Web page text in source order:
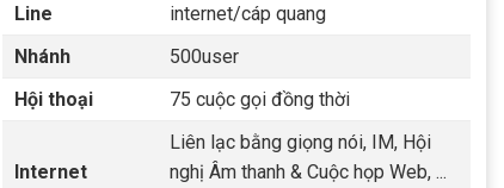
Line
internet/cáp quang
Nhánh
500user
Hội thoại
75 cuộc gọi đồng thời
Internet
Liên lạc bằng giọng nói, IM, Hội
nghị Âm thanh & Cuộc họp Web, ...